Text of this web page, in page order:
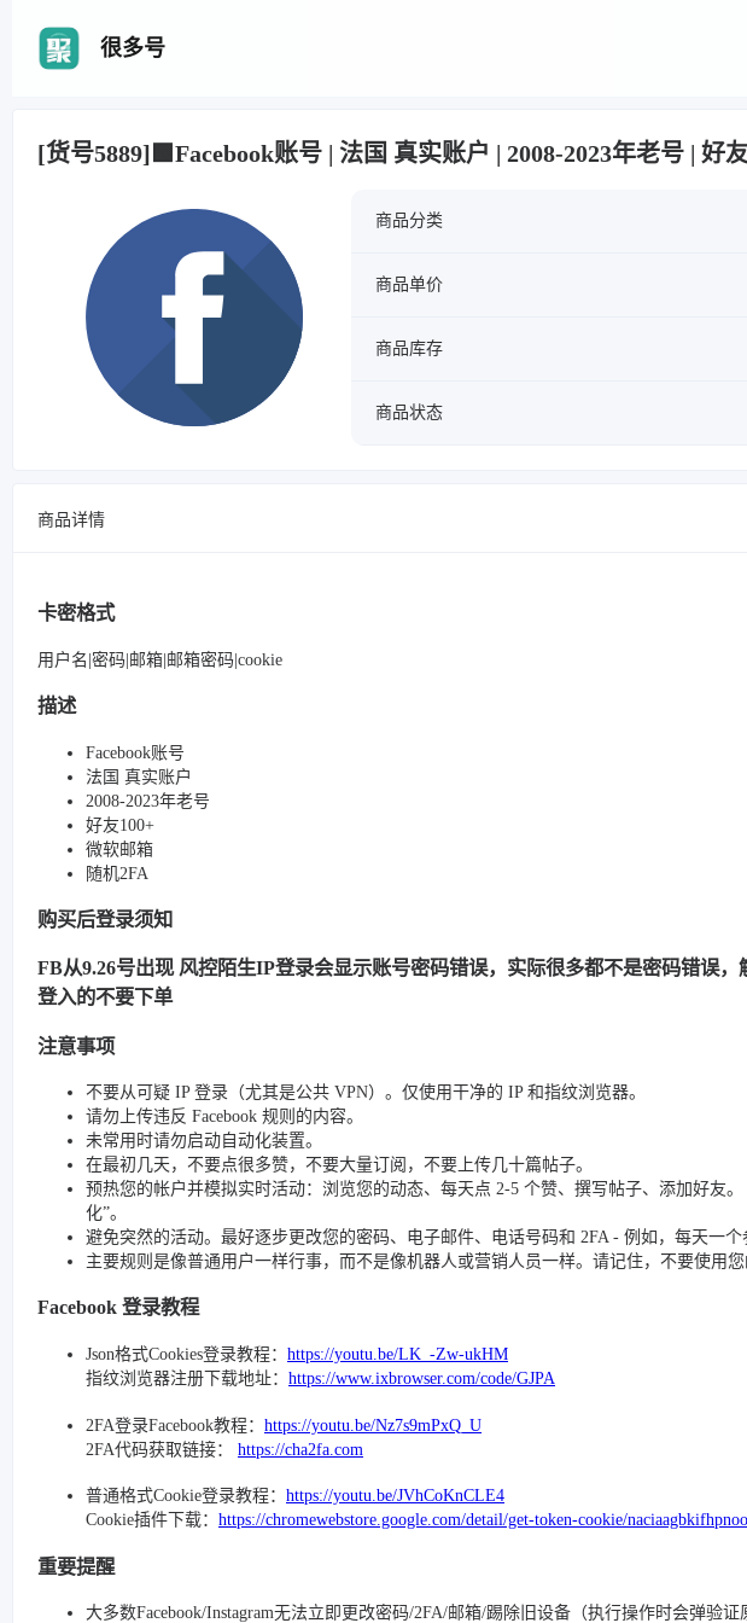
很多号
[货号5889]🟩Facebook账号 | 法国 真实账户 | 2008-2023年老号 | 好
商品分类
商品单价
商品库存
商品状态
商品详情
卡密格式
用户名|密码|邮箱|邮箱密码|cookie
描述
Facebook账号
法国 真实账户
2008-2023年老号
好友100+
微软邮箱
随机2FA
购买后登录须知
FB从9.26号出现 风控陌生IP登录会显示账号密码错误，实际很多都不是密码错误，
登入的不要下单
注意事项
不要从可疑 IP 登录（尤其是公共 VPN）。仅使用干净的 IP 和指纹浏览器。
请勿上传违反 Facebook 规则的内容。
未常用时请勿启动自动化装置。
在最初几天，不要点很多赞，不要大量订阅，不要上传几十篇帖子。
预热您的帐户并模拟实时活动：浏览您的动态、每天点 2-5 个赞、撰写帖子、添加好友。
化”。
避免突然的活动。最好逐步更改您的密码、电子邮件、电话号码和 2FA - 例如，每天一个
主要规则是像普通用户一样行事，而不是像机器人或营销人员一样。请记住，不要使用
Facebook 登录教程
Json格式Cookies登录教程： https://youtu.be/LK_-Zw-ukHM
指纹浏览器注册下载地址： https://www.ixbrowser.com/code/GJPA
2FA登录Facebook教程： https://youtu.be/Nz7s9mPxQ_U
2FA代码获取链接： https://cha2fa.com
普通格式Cookie登录教程： https://youtu.be/JVhCoKnCLE4
Cookie插件下载： https://chromewebstore.google.com/detail/get-token-cookie/
重要提醒
大多数Facebook/Instagram无法立即更改密码/2FA/邮箱/踢除旧设备（执行操作时会弹验